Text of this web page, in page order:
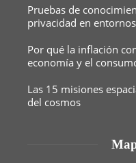
Pruebas de
privacidad en
Por qué la inflación
economía y el
Las 15 misiones
del cosmos